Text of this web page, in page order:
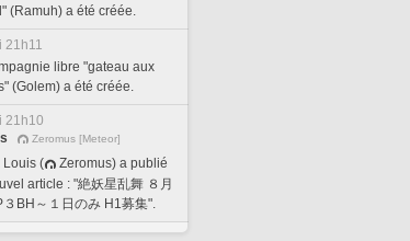
(Ramuh) a été créée.
21h11
libre "gateau aux
(Golem) a été créée.
21h10
Zeromus [Meteor]
Louis (
Zeromus) a publié
article : "絶妖星乱舞 ８月
３BH～１日のみ H1募集".